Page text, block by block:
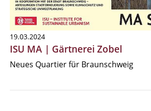
19.03.2024
ISU MA | Gärtnerei Zobel
Neues Quartier für Braunschweig